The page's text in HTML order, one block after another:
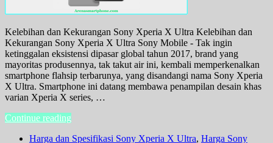
Kelebihan dan Kekurangan Sony Xperia X Ultra Kelebihan dan
Kekurangan Sony Xperia X Ultra Sony Mobile - Tak ingin
ketinggalan eksistensi dipasar global tahun 2017, brand yang
mayoritas produsennya, tak takut air ini, kembali memperkenalkan
smartphone flahsip terbarunya, yang disandangi nama Sony Xperia
X Ultra. Smartphone ini datang membawa penampilan desain khas
varian Xperia X series, …
Continue reading
Harga dan Spesifikasi Sony Xperia X Ultra, Harga Sony